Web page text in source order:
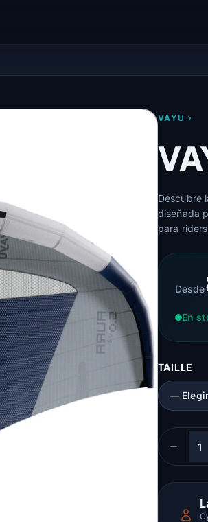
VAYU
Descubre
diseñada
para
Desde
En
TAILLE
Cantidad